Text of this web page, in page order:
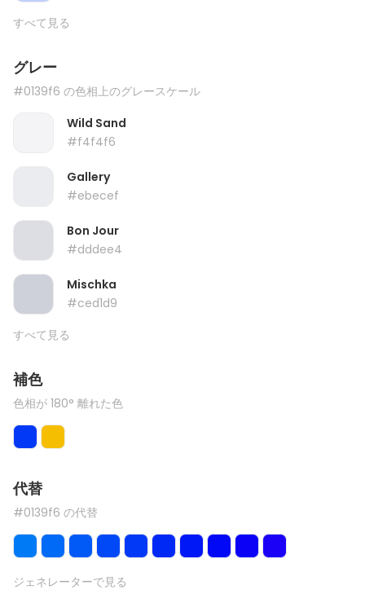
すべて見る
グレー
#0139f6 の色相上のグレースケール
Wild Sand
#f4f4f6
Gallery
#ebecef
Bon Jour
#dddee4
Mischka
#ced1d9
すべて見る
補色
色相が 180° 離れた色
代替
#0139f6 の代替
ジェネレーターで見る